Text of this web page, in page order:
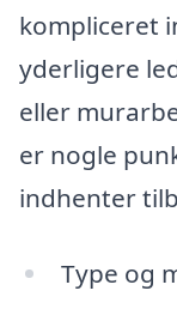
kompliceret
yderligere
eller
er nogle
indhenter
Type og